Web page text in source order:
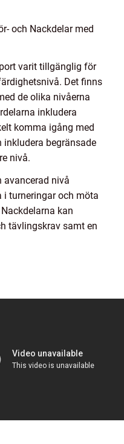
och Nackdelar med
varit tillgänglig för
Det finns
de olika nivåerna
inkludera
komma igång med
inkludera begränsade
nivå.
avancerad nivå
turneringar och möta
kan
tävlingskrav samt en